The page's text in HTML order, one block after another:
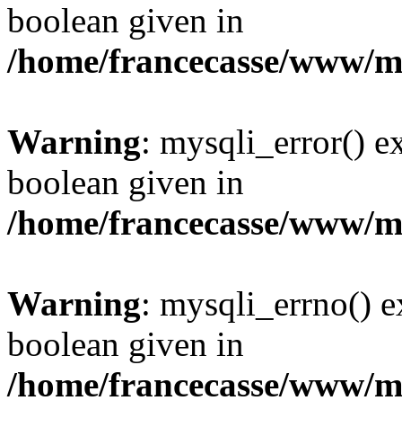
boolean given in
/home/francecasse/www/
Warning: mysqli_error()
boolean given in
/home/francecasse/www/
Warning: mysqli_errno()
boolean given in
/home/francecasse/www/